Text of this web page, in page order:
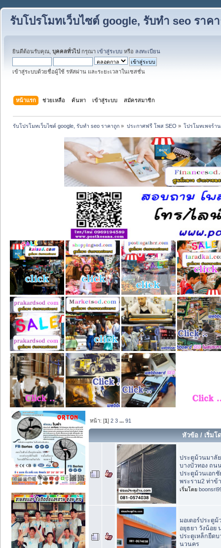
รับโปรโมทเว็บไซต์ google, รับทำ seo ราค
ยินดีต้อนรับคุณ, บุคคลทั่วไป กรุณา เข้าสู่ระบบ หรือ ลงทะเบียน
เข้าสู่ระบบด้วยชื่อผู้ใช้ รหัสผ่าน และระยะเวลาในเซสชั่น
หน้าแรก ช่วยเหลือ ค้นหา เข้าสู่ระบบ สมัครสมาชิก
รับโปรโมทเว็บไซต์ google, รับทำ seo ราคาถูก » ประกาศฟรี โพส SEO » โปรโมทเพจร้า
หน้า: [1]2 3 ...91
หัวข้อ / เริ่มโ
ประตูม้วนมาลั
บางบัวทอง ถน
ประตูม้วนเอก
พระราม2 ท่าข้
เริ่มโดย
มอเตอร์ประตูม้
อยุธยา วังน้อย
ประตูเหล็กยืดบ
นวนคร